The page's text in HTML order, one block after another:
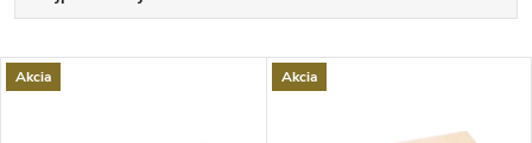
a
Najdrahšie
V
Akcia Akcia